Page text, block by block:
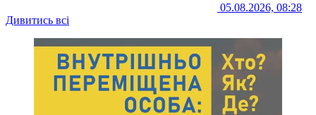
05.08.2026, 08:28
Дивитись всі